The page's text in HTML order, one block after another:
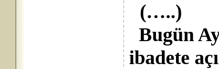
(…..)
Bugün
ibadete